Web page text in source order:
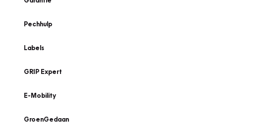
Pechhulp
Labels
GRIP Expert
E-Mobility
GroenGedaan